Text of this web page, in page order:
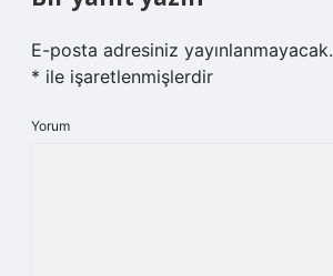
E-posta adresiniz yayınlanmayacak.
* ile işaretlenmişlerdir
Yorum